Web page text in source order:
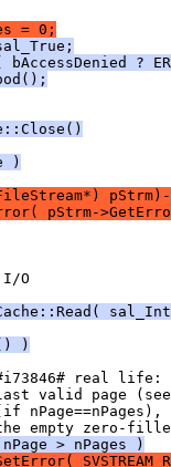
= 0;
bAccessDenied ?
)
pStrm-
O
)
> nPages )